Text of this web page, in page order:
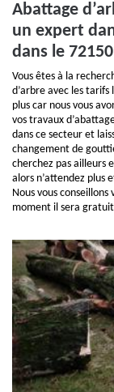
Abattage
un expert
dans le
Vous êtes à la
d’arbre avec les tarifs
plus car nous vous
vos travaux
dans ce secteur et
changement de
cherchez pas ailleurs
alors n’attendez plus
Nous vous
moment il sera